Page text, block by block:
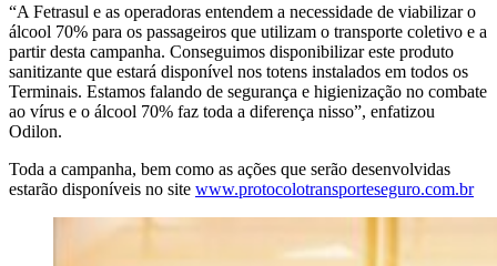
“A Fetrasul e as operadoras entendem a necessidade de viabilizar o
álcool 70% para os passageiros que utilizam o transporte coletivo e a
partir desta campanha. Conseguimos disponibilizar este produto
sanitizante que estará disponível nos totens instalados em todos os
Terminais. Estamos falando de segurança e higienização no combate
ao vírus e o álcool 70% faz toda a diferença nisso”, enfatizou
Odilon.
Toda a campanha, bem como as ações que serão desenvolvidas
estarão disponíveis no site www.protocolotransporteseguro.com.br